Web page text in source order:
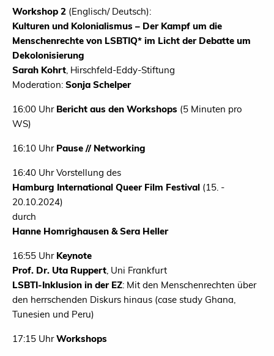
Workshop 2 (Englisch/ Deutsch):
Kulturen und Kolonialismus – Der Kampf um die
Menschenrechte von LSBTIQ* im Licht der Debatte um
Dekolonisierung
Sarah Kohrt , Hirschfeld-Eddy-Stiftung
Moderation: Sonja Schelper
16:00 Uhr Bericht aus den Workshops (5 Minuten pro
WS)
16:10 Uhr Pause // Networking
16:40 Uhr Vorstellung des
Hamburg International Queer Film Festival (15. -
20.10.2024)
durch
Hanne Homrighausen & Sera Heller
16:55 Uhr Keynote
Prof. Dr. Uta Ruppert , Uni Frankfurt
LSBTI-Inklusion in der EZ: Mit den Menschenrechten über
den herrschenden Diskurs hinaus (case study Ghana,
Tunesien und Peru)
17:15 UhrWorkshops